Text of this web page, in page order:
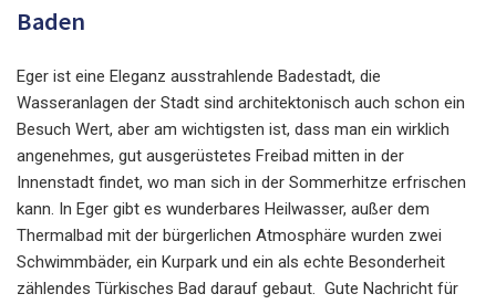
Baden
Eger ist eine Eleganz ausstrahlende Badestadt, die
Wasseranlagen der Stadt sind architektonisch auch schon ein
Besuch Wert, aber am wichtigsten ist, dass man ein wirklich
angenehmes, gut ausgerüstetes Freibad mitten in der
Innenstadt findet, wo man sich in der Sommerhitze erfrischen
kann. In Eger gibt es wunderbares Heilwasser, außer dem
Thermalbad mit der bürgerlichen Atmosphäre wurden zwei
Schwimmbäder, ein Kurpark und ein als echte Besonderheit
zählendes Türkisches Bad darauf gebaut. Gute Nachricht für